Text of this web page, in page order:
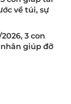
về túi, sự
3 con
giúp đỡ